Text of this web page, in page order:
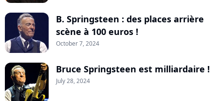
B. Springsteen : des places arrière
scène à 100 euros !
October 7, 2024
Bruce Springsteen est milliardaire !
July 28, 2024